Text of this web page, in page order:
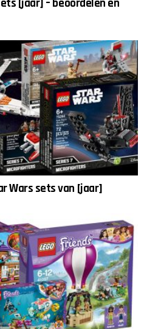
[jaar] – beoordelen en
Wars sets van [jaar]